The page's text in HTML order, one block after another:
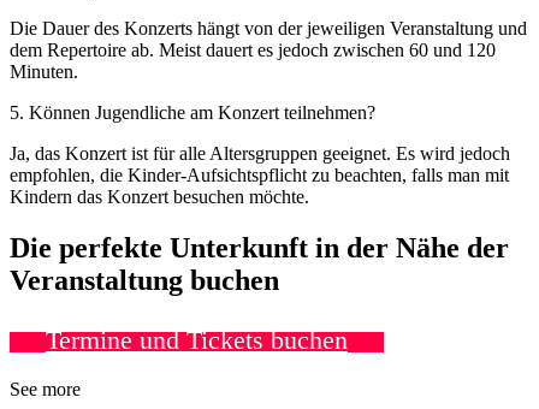
Die Dauer des Konzerts hängt von der jeweiligen Veranstaltung und
dem Repertoire ab. Meist dauert es jedoch zwischen 60 und 120
Minuten.
5. Können Jugendliche am Konzert teilnehmen?
Ja, das Konzert ist für alle Altersgruppen geeignet. Es wird jedoch
empfohlen, die Kinder-Aufsichtspflicht zu beachten, falls man mit
Kindern das Konzert besuchen möchte.
Die perfekte Unterkunft in der Nähe der
Veranstaltung buchen
Termine und Tickets buchen
See more